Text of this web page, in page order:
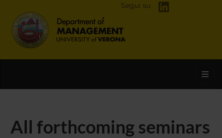
Segui su
All forthcoming seminars